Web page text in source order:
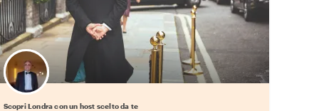
Scegli il tuo local preferito
Scopri Londra con un host scelto da te